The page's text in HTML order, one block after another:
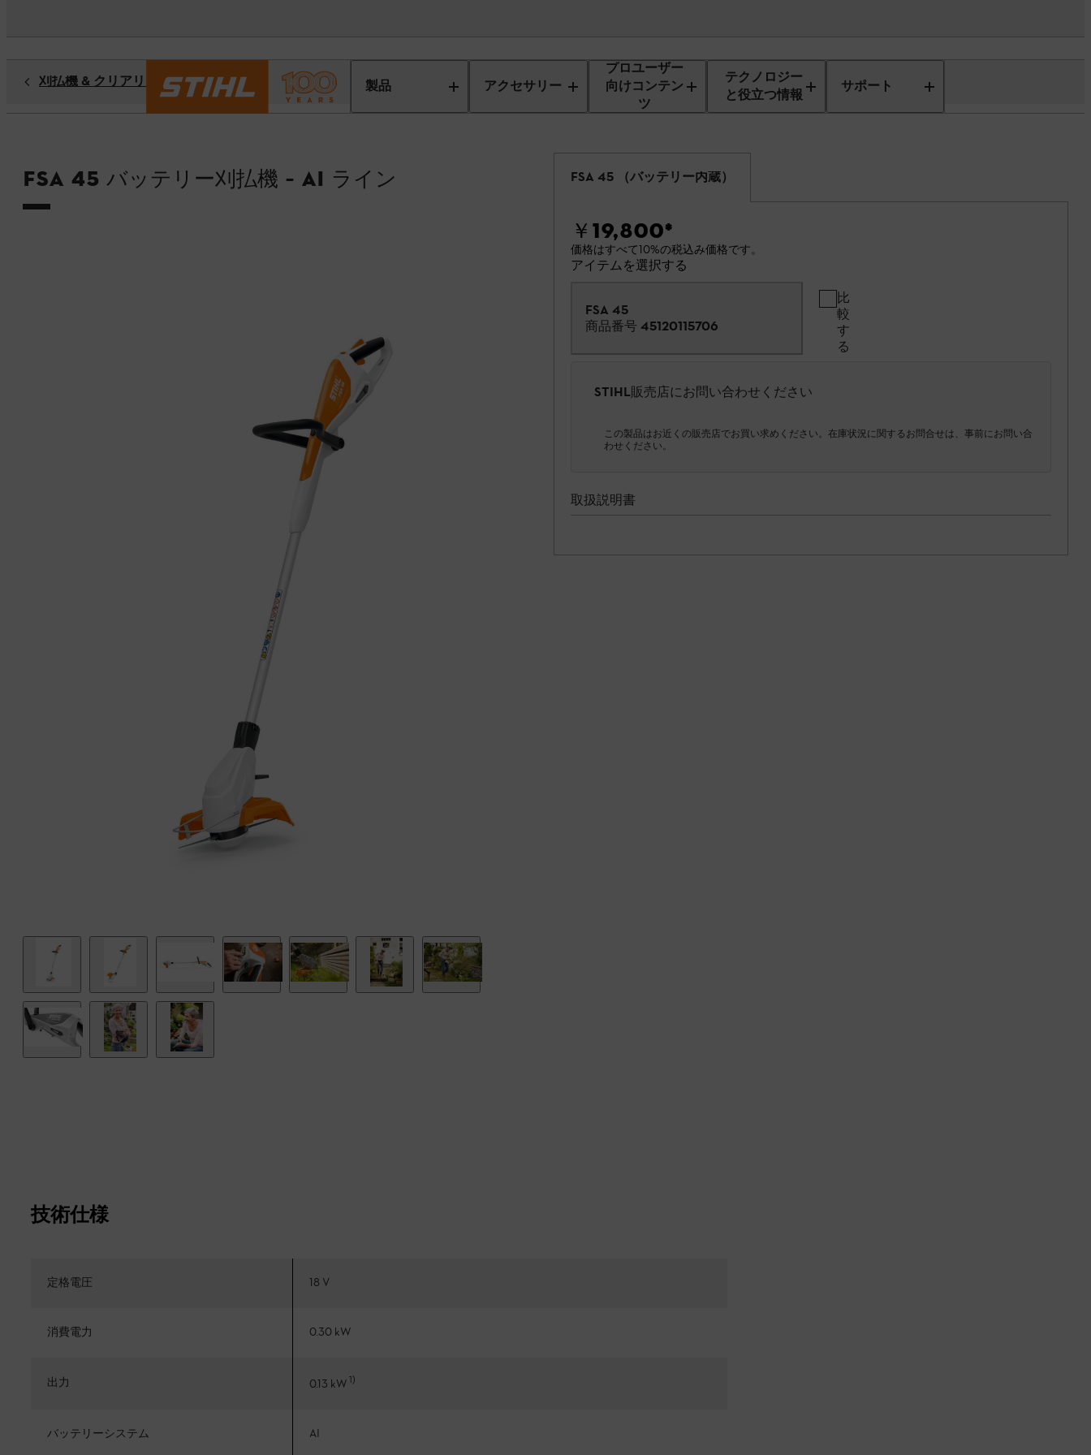
製品 アクセサリー
プロユーザー
向けコンテン
ツ
テクノロジー
と役立つ情報
サポート
刈払機 & クリアリングソー
FSA 45 バッテリー刈払機 – AI ライン FSA 45 （バッテリー内蔵）
￥19,800*
価格はすべて10%の税込み価格です。
アイテムを選択する
FSA 45
商品番号 45120115706
比
較
す
る
STIHL販売店にお問い合わせください
この製品はお近くの販売店でお買い求めください。在庫状況に関するお問合せは、事前にお問い合
わせください。
取扱説明書
技術仕様
定格電圧 18 V
消費電力 0.30 kW
出力 0.13 kW1)
バッテリーシステム AI